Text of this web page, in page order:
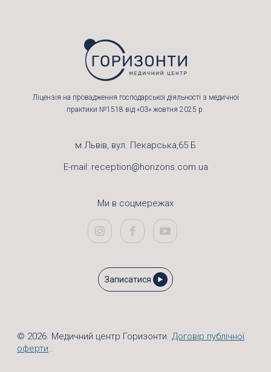
Ліцензія на провадження господарської діяльності з медичної
практики №1518 від «03» жовтня 2025 р.
м.Львів, вул. Пекарська,65 Б
E-mail: reception@horizons.com.ua
Ми в соцмережах
Записатися
© 2026. Медичний центр Горизонти. Договір публічної
оферти..